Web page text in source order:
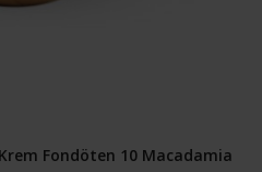
Fondöten 10 Macadamia